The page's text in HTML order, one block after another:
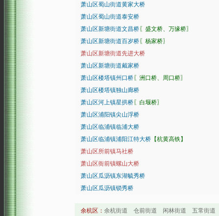
萧山区蜀山街道黄家大桥
萧山区蜀山街道泰安桥
萧山区新塘街道文昌桥 〖盛文桥、万缘桥〗
萧山区新塘街道百岁桥 〖杨家桥〗
萧山区新塘街道先进大桥
萧山区新塘街道戴家桥
萧山区楼塔镇州口桥 〖洲口桥、周口桥〗
萧山区楼塔镇独山廊桥
萧山区河上镇星拱桥 〖白堰桥〗
萧山区浦阳镇尖山浮桥
萧山区临浦镇临浦大桥
萧山区临浦镇浦阳江特大桥 【杭黄高铁】
萧山区所前镇马社桥
萧山区衙前镇螺山大桥
萧山区瓜沥镇东湖毓秀桥
萧山区瓜沥镇锁秀桥
余杭区： 余杭街道 仓前街道 闲林街道 五常街